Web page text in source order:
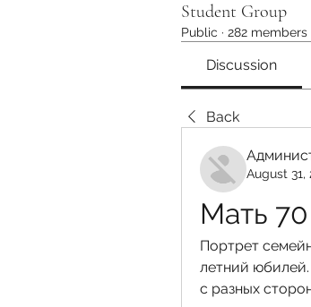
Student Group
Public · 282 members
Discussion
Back
August 31,
Мать
Портрет
летний
с разных